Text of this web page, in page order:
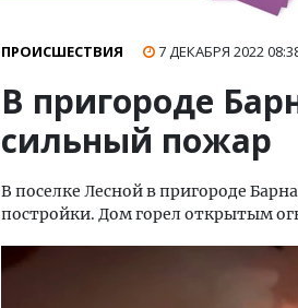
ПРОИСШЕСТВИЯ 7 ДЕКАБРЯ 2022
В пригороде
сильный пожар
В поселке Лесной в пригороде
постройки. Дом горел открытым